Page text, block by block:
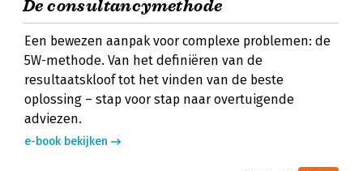
De consultancymethode
Een bewezen aanpak voor complexe problemen: de
5W-methode. Van het definiëren van de
resultaatskloof tot het vinden van de beste
oplossing – stap voor stap naar overtuigende
adviezen.
e-book bekijken